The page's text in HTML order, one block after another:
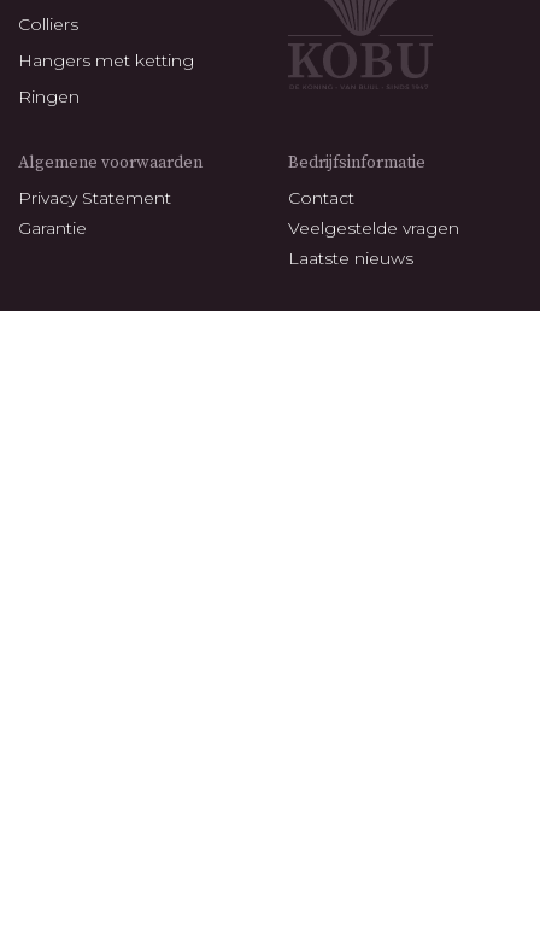
Colliers
Hangers met ketting
Ringen
Algemene voorwaarden
Privacy Statement
Garantie
Bedrijfsinformatie
Contact
Veelgestelde vragen
Laatste nieuws